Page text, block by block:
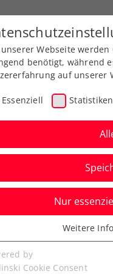
Ausbildung
EM in
Webseite werden
benötigt, während
auf unserer
Essenziell Statistiken
Nur
Cookies werden
benötigt. Dadurch
Weitere
by
Cookie Consent